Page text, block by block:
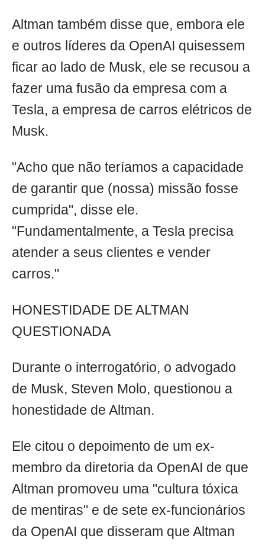
Altman também disse que, embora ele
e outros líderes da OpenAI quisessem
ficar ao lado de Musk, ele se recusou a
fazer uma fusão da empresa com a
Tesla, a empresa de carros elétricos de
Musk.
"Acho que não teríamos a capacidade
de garantir que (nossa) missão fosse
cumprida", disse ele.
"Fundamentalmente, a Tesla precisa
atender a seus clientes e vender
carros."
HONESTIDADE DE ALTMAN
QUESTIONADA
Durante o interrogatório, o advogado
de Musk, Steven Molo, questionou a
honestidade de Altman.
Ele citou o depoimento de um ex-
membro da diretoria da OpenAI de que
Altman promoveu uma "cultura tóxica
de mentiras" e de sete ex-funcionários
da OpenAI que disseram que Altman